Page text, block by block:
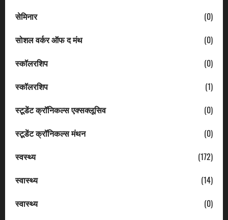
सेमिनार
(0)
सोशल वर्कर ऑफ द मंथ
(0)
स्कॉलरशिप
(0)
स्कॉलरशिप
(1)
स्टूडेंट क्रॉनिकल्स एक्सक्लूसिव
(0)
स्टूडेंट क्रॉनिकल्स मंथन
(0)
स्वस्थ्य
(172)
स्वास्थ्य
(14)
स्वास्थ्य
(0)